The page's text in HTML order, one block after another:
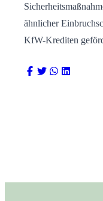
ähnlicher
KfW-Krediten